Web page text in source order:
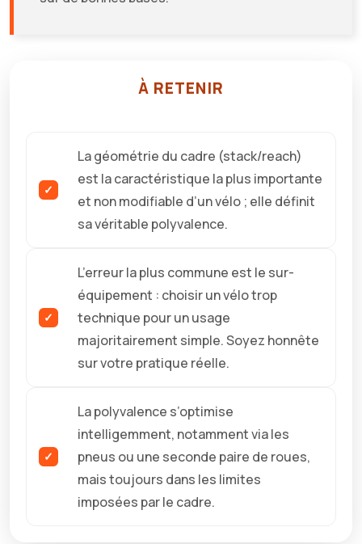
À RETENIR
La géométrie du cadre (stack/reach)
est la caractéristique la plus importante
et non modifiable d’un vélo ; elle définit
sa véritable polyvalence.
L’erreur la plus commune est le sur-
équipement : choisir un vélo trop
technique pour un usage
majoritairement simple. Soyez honnête
sur votre pratique réelle.
La polyvalence s’optimise
intelligemment, notamment via les
pneus ou une seconde paire de roues,
mais toujours dans les limites
imposées par le cadre.